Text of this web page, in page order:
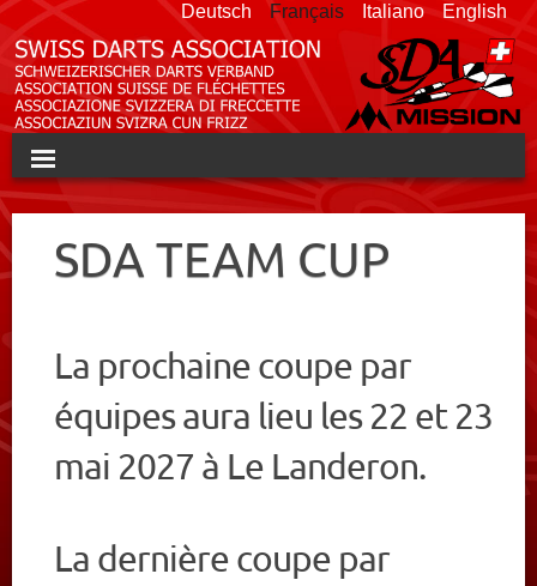
Deutsch Français Italiano English
HOME
SDA
SWISS OPEN
TOURNOIS
CALENDRIER
SDA TEAM CUP
La prochaine coupe par
équipes aura lieu les 22 et 23
mai 2027 à Le Landeron.
La dernière coupe par